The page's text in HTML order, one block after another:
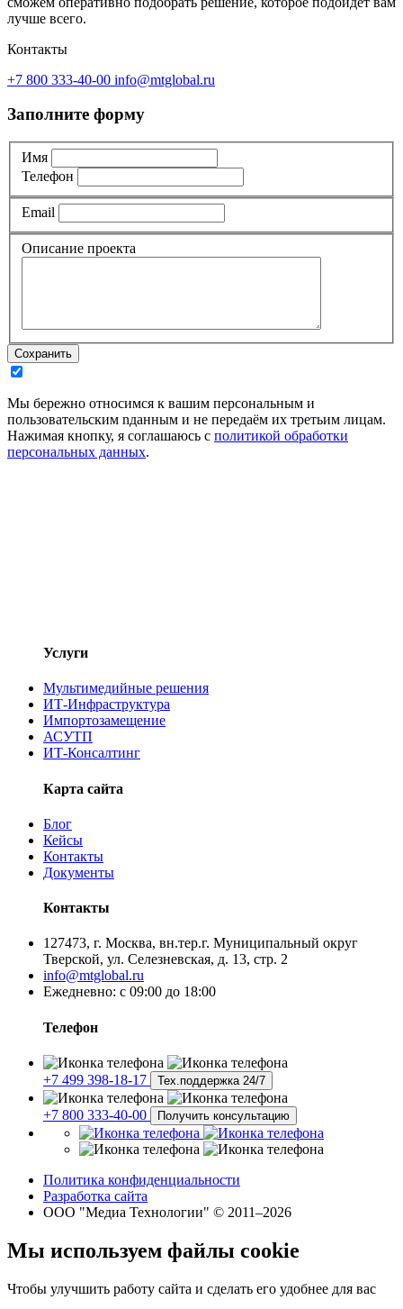
лучше всего.
Контакты
+7 800 333-40-00 info@mtglobal.ru
Заполните форму
Имя
Телефон
Email
Описание проекта
Мы бережно относимся к вашим персональным и
пользовательским nданным и не передаём их третьим лицам.
Нажимая кнопку, я соглашаюсь с политикой обработки
персональных данных.
Услуги
Мультимедийные решения
ИТ-Инфраструктура
Импортозамещение
АСУТП
ИТ-Консалтинг
Карта сайта
Блог
Кейсы
Контакты
Документы
Контакты
127473, г. Москва, вн.тер.г. Муниципальный округ
Тверской, ул. Селезневская, д. 13, стр. 2
info@mtglobal.ru
Ежедневно: с 09:00 до 18:00
Телефон
+7 499 398-18-17 Тех.поддержка 24/7
+7 800 333-40-00 Получить консультацию
Политика конфиденциальности
Разработка сайта
ООО "Медиа Технологии" © 2011–2026
Мы используем файлы cookie
Чтобы улучшить работу сайта и сделать его удобнее для вас